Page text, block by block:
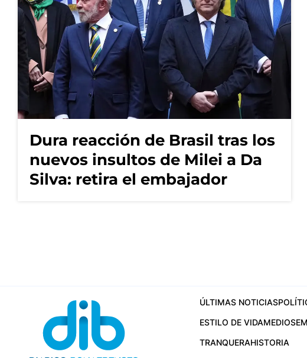
Dura reacción de Brasil tras los
nuevos insultos de Milei a Da
Silva: retira el embajador
ÚLTIMAS NOTICIAS
ESTILO DE VIDAMEDIOS
TRANQUERAHISTORIA